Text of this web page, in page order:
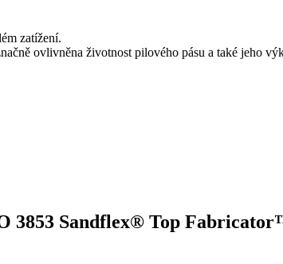
zatížení.
ovlivněna životnost pilového pásu a také jeho
3853 Sandflex® Top